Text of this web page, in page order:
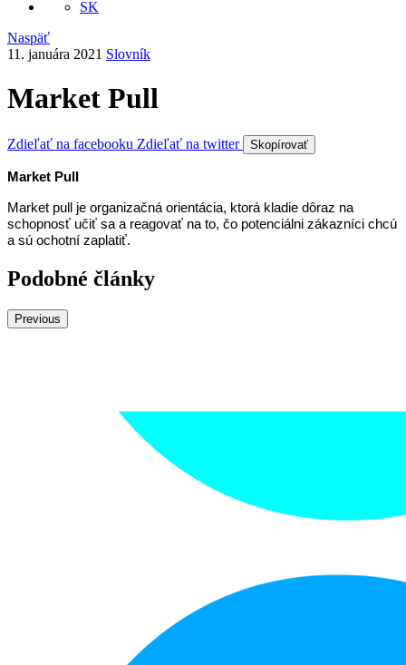
SK
Naspäť
11. januára 2021 Slovník
Market Pull
Zdieľať na facebooku Zdieľať na twitter Skopírovať
Market Pull
Market pull je organizačná orientácia, ktorá kladie dôraz na
schopnosť učiť sa a reagovať na to, čo potenciálni zákazníci chcú
a sú ochotní zaplatiť.
Podobné články
Previous